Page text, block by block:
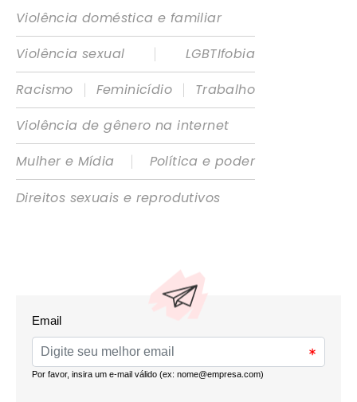
Violência doméstica e familiar
Violência sexual
|
LGBTIfobia
Racismo
| Feminicídio |
Trabalho
Violência de gênero na internet
Mulher e Mídia
|
Política e poder
Direitos sexuais e reprodutivos